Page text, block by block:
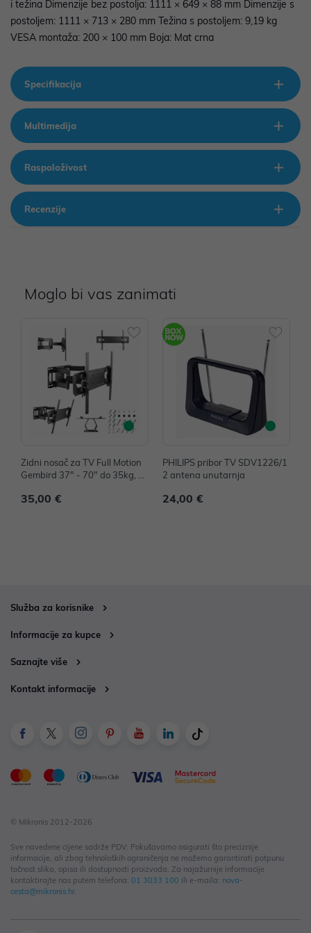
i težina Dimenzije bez postolja: 1111 × 649 × 88 mm Dimenzije s
postoljem: 1111 × 713 × 280 mm Težina s postoljem: 9,19 kg
VESA montaža: 200 × 100 mm Boja: Mat crna
Specifikacija
Multimedija
Raspoloživost
Recenzije
Moglo bi vas zanimati
Zidni nosač za TV Full Motion
Gembird 37" - 70" do 35kg, W
35,00 €
PHILIPS pribor TV SDV1226/1
2 antena unutarnja
24,00 €
Služba za korisnike
Informacije za kupce
Saznajte više
Kontakt informacije
© Mikronis 2012-2026
Sve navedene cijene sadrže PDV. Pokušavamo osigurati što preciznije
informacije, ali zbog tehnoloških ograničenja ne možemo garantirati potpunu
točnost slika, opisa ili dostupnosti proizvoda. Za najažurnije informacije
kontaktirajte nas putem telefona: 01 3033 100 ili e-maila: nova-
cesta@mikronis.hr.